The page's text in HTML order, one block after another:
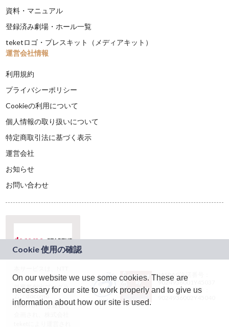
資料・マニュアル
登録済み劇場・ホール一覧
teketロゴ・プレスキット（メディアキット）
運営会社情報
利用規約
プライバシーポリシー
Cookieの利用について
個人情報の取り扱いについて
特定商取引法に基づく表示
運営会社
お知らせ
お問い合わせ
ドコモグループの新
規事業創出プログラ
ム「docomo
STARTUP」を通じて
JASRAC許諾番号：
9024936001Y45037
JASRAC許諾番号：
On our website we use some cookies. These are
necessary for our site to work properly and to give us
information about how our site is used.